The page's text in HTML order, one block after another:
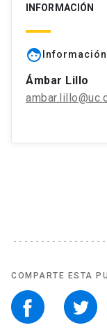
INFORMACIÓN
face
Ámbar Lillo
COMPARTE ESTA